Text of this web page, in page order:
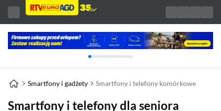
Karuzela z banerami, aktualny element 1 z
Smartfony i gadżety Smartfony i telefony komórkowe
Smartfony i telefony dla seniora